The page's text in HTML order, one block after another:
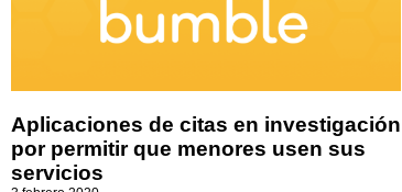
Aplicaciones de citas en investigación
por permitir que menores usen sus
servicios